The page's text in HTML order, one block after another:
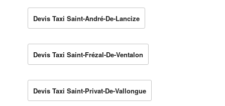
Devis Taxi Saint-André-De-Lancize
Devis Taxi Saint-Frézal-De-Ventalon
Devis Taxi Saint-Privat-De-Vallongue